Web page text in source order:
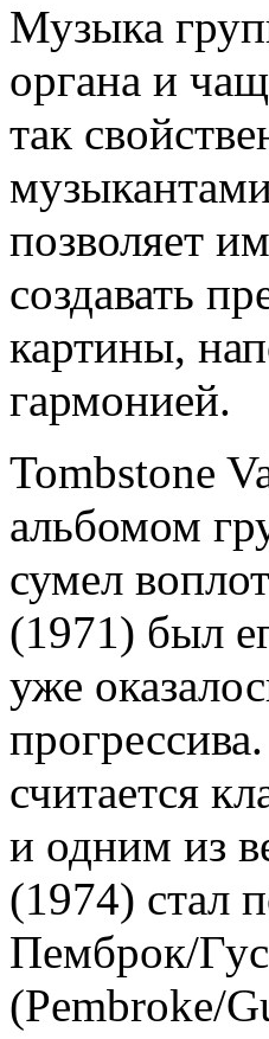
Музыка
органа и
так
позволяет
создавать
картины,
гармонией.
Tombstone
альбомом
сумел
(1971) был
уже
считается
и одним из
(1974) стал
Пемброк/
(Pembroke/